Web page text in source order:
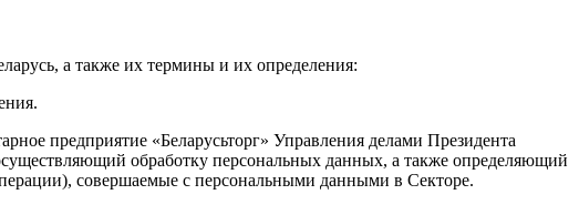
а также их термины и их определения:
предприятие «Беларусьторг» Управления делами Президента
обработку персональных данных, а также определяющий
совершаемые с персональными данными в Секторе.